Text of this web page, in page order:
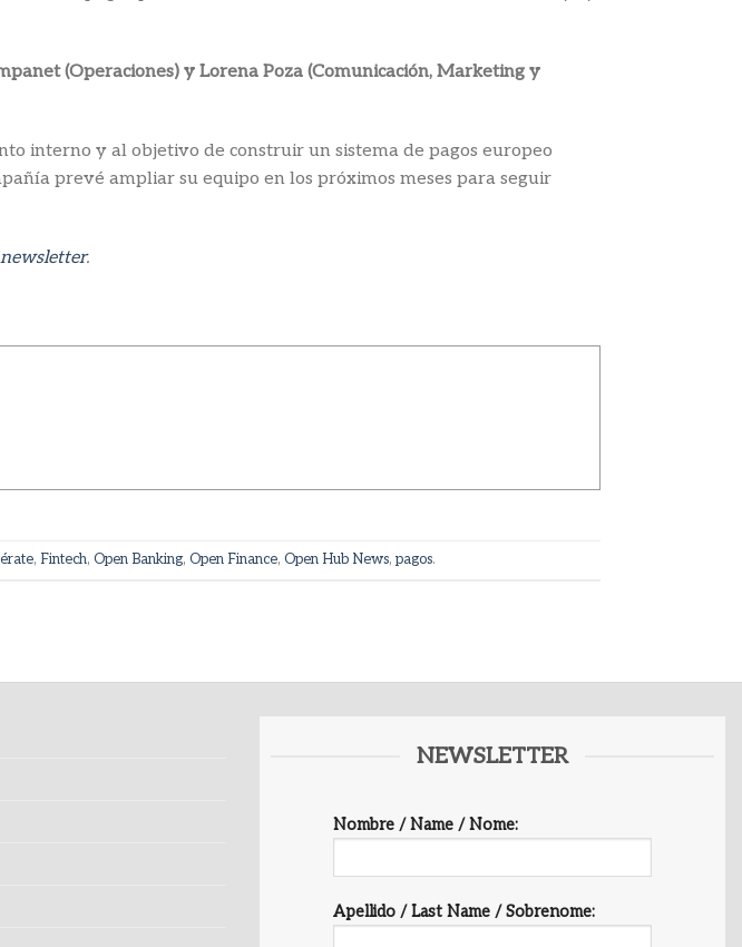
(Operaciones) y Lorena Poza (Comunicación, Marketing y
interno y al objetivo de construir un sistema de pagos europeo
prevé ampliar su equipo en los próximos meses para seguir
newsletter.
, Fintech, Open Banking, Open Finance, Open Hub News, pagos.
NEWSLETTER
Nombre / Name / Nome:
Apellido / Last Name / Sobrenome: